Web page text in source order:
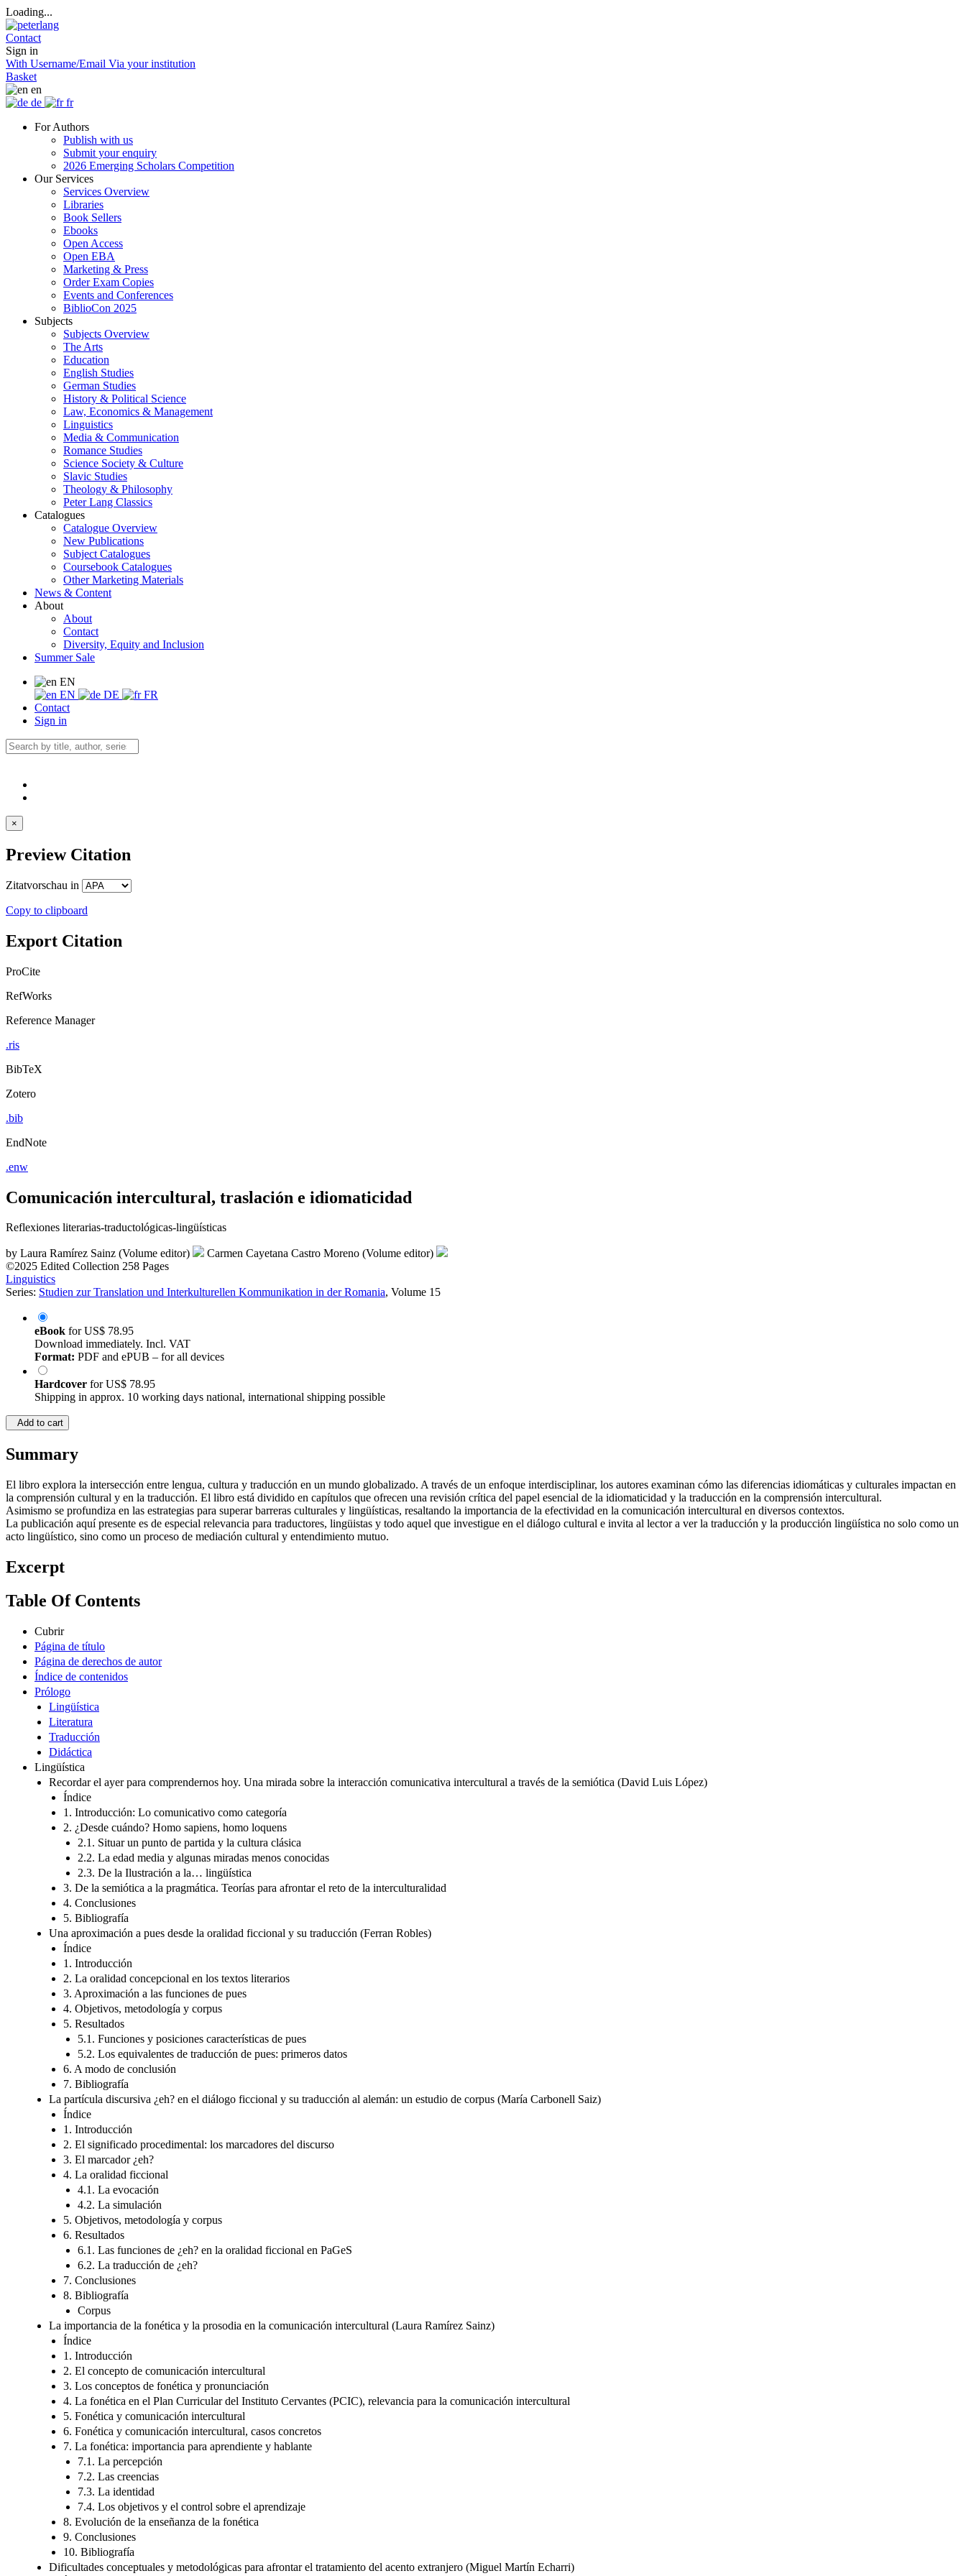
Loading...
Contact
Sign in
With Username/Email Via your institution
Basket
en
de
fr
For Authors
Publish with us
Submit your enquiry
2026 Emerging Scholars Competition
Our Services
Services Overview
Libraries
Book Sellers
Ebooks
Open Access
Open EBA
Marketing & Press
Order Exam Copies
Events and Conferences
BiblioCon 2025
Subjects
Subjects Overview
The Arts
Education
English Studies
German Studies
History & Political Science
Law, Economics & Management
Linguistics
Media & Communication
Romance Studies
Science Society & Culture
Slavic Studies
Theology & Philosophy
Peter Lang Classics
Catalogues
Catalogue Overview
New Publications
Subject Catalogues
Coursebook Catalogues
Other Marketing Materials
News & Content
About
About
Contact
Diversity, Equity and Inclusion
Summer Sale
EN
EN
DE
FR
Contact
Sign in
×
Preview Citation
Zitatvorschau in
Copy to clipboard
Export Citation
ProCite
RefWorks
Reference Manager
.ris
BibTeX
Zotero
.bib
EndNote
.enw
Comunicación intercultural, traslación e idiomaticidad
Reflexiones literarias-traductológicas-lingüísticas
by Laura Ramírez Sainz (Volume editor)
Carmen Cayetana Castro Moreno (Volume editor)
©2025 Edited Collection 258 Pages
Linguistics
Series: Studien zur Translation und Interkulturellen Kommunikation in der Romania, Volume 15
eBook forUS$ 78.95
Download immediately. Incl. VAT
Format: PDF and ePUB – for all devices
Hardcover forUS$ 78.95
Shipping in approx. 10 working days national, international shipping possible
Add to cart
Summary
El libro explora la intersección entre lengua, cultura y traducción en un mundo globalizado. A través de un enfoque interdisciplinar, los autores examinan cómo las diferencias idiomáticas y culturales impactan en
la comprensión cultural y en la traducción. El libro está dividido en capítulos que ofrecen una revisión crítica del papel esencial de la idiomaticidad y la traducción en la comprensión intercultural.
Asimismo se profundiza en las estrategias para superar barreras culturales y lingüísticas, resaltando la importancia de la efectividad en la comunicación intercultural en diversos contextos.
La publicación aquí presente es de especial relevancia para traductores, lingüistas y todo aquel que investigue en el diálogo cultural e invita al lector a ver la traducción y la producción lingüística no solo como un
acto lingüístico, sino como un proceso de mediación cultural y entendimiento mutuo.
Excerpt
Table Of Contents
Cubrir
Página de título
Página de derechos de autor
Índice de contenidos
Prólogo
Lingüística
Literatura
Traducción
Didáctica
Lingüística
Recordar el ayer para comprendernos hoy. Una mirada sobre la interacción comunicativa intercultural a través de la semiótica (David Luis López)
Índice
1. Introducción: Lo comunicativo como categoría
2. ¿Desde cuándo? Homo sapiens, homo loquens
2.1. Situar un punto de partida y la cultura clásica
2.2. La edad media y algunas miradas menos conocidas
2.3. De la Ilustración a la… lingüística
3. De la semiótica a la pragmática. Teorías para afrontar el reto de la interculturalidad
4. Conclusiones
5. Bibliografía
Una aproximación a pues desde la oralidad ficcional y su traducción (Ferran Robles)
Índice
1. Introducción
2. La oralidad concepcional en los textos literarios
3. Aproximación a las funciones de pues
4. Objetivos, metodología y corpus
5. Resultados
5.1. Funciones y posiciones características de pues
5.2. Los equivalentes de traducción de pues: primeros datos
6. A modo de conclusión
7. Bibliografía
La partícula discursiva ¿eh? en el diálogo ficcional y su traducción al alemán: un estudio de corpus (María Carbonell Saiz)
Índice
1. Introducción
2. El significado procedimental: los marcadores del discurso
3. El marcador ¿eh?
4. La oralidad ficcional
4.1. La evocación
4.2. La simulación
5. Objetivos, metodología y corpus
6. Resultados
6.1. Las funciones de ¿eh? en la oralidad ficcional en PaGeS
6.2. La traducción de ¿eh?
7. Conclusiones
8. Bibliografía
Corpus
La importancia de la fonética y la prosodia en la comunicación intercultural (Laura Ramírez Sainz)
Índice
1. Introducción
2. El concepto de comunicación intercultural
3. Los conceptos de fonética y pronunciación
4. La fonética en el Plan Curricular del Instituto Cervantes (PCIC), relevancia para la comunicación intercultural
5. Fonética y comunicación intercultural
6. Fonética y comunicación intercultural, casos concretos
7. La fonética: importancia para aprendiente y hablante
7.1. La percepción
7.2. Las creencias
7.3. La identidad
7.4. Los objetivos y el control sobre el aprendizaje
8. Evolución de la enseñanza de la fonética
9. Conclusiones
10. Bibliografía
Dificultades conceptuales y metodológicas para afrontar el tratamiento del acento extranjero (Miguel Martín Echarri)